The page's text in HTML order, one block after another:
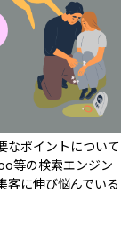
なポイントについて
等の検索エンジン
客に伸び悩んでいる